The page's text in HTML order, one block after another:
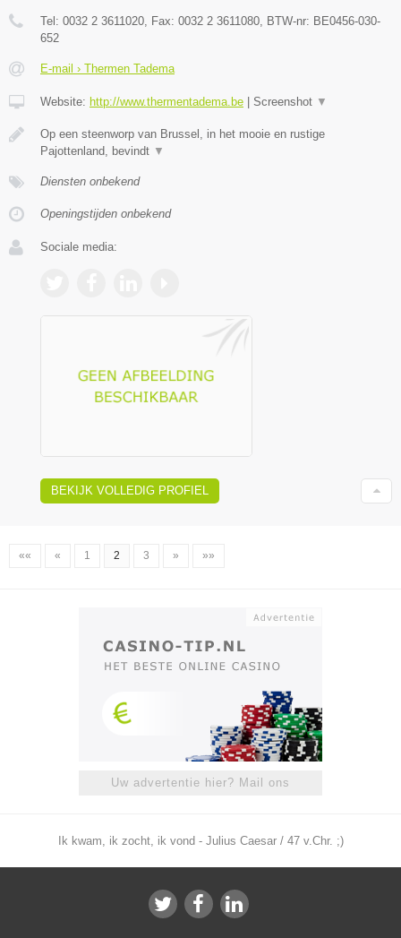
Tel: 0032 2 3611020 , Fax: 0032 2 3611080 , BTW-nr: BE0456-030-
652
E-mail › Thermen Tadema
Website: http://www.thermentadema.be | Screenshot ▼
Op een steenworp van Brussel, in het mooie en rustige
Pajottenland, bevindt ▼
Diensten onbekend
Openingstijden onbekend
Sociale media:
BEKIJK VOLLEDIG PROFIEL
«« « 1 2 3 » »»
Uw advertentie hier? Mail ons
Ik kwam, ik zocht, ik vond - Julius Caesar / 47 v.Chr. ;)